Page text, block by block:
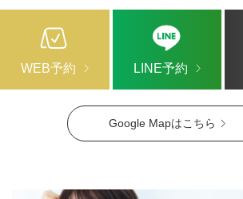
Google Mapはこちら
WEB予約 LINE予約